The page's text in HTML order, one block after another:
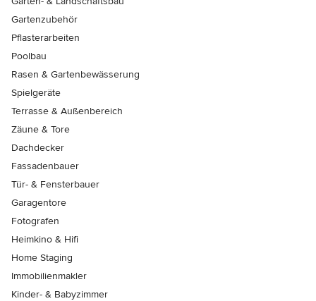
Gartenzubehör
Pflasterarbeiten
Poolbau
Rasen & Gartenbewässerung
Spielgeräte
Terrasse & Außenbereich
Zäune & Tore
Dachdecker
Fassadenbauer
Tür- & Fensterbauer
Garagentore
Fotografen
Heimkino & Hifi
Home Staging
Immobilienmakler
Kinder- & Babyzimmer